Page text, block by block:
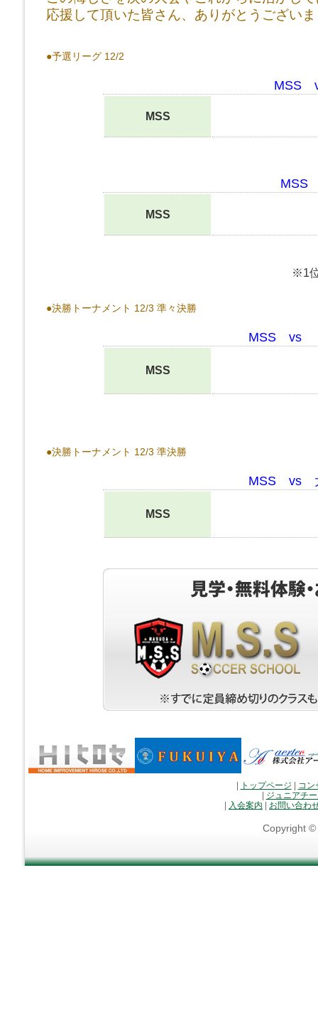
応援して頂いた皆さん、ありがとうござい
●予選リーグ 12/2
MSS
MSS
MSS
MSS
※1
●決勝トーナメント 12/3 準々決勝
MSS vs
MSS
●決勝トーナメント 12/3 準決勝
MSS vs
MSS
トップページ
コン
ジュニアチ
入会案内 お問い合わ
Copyright ©